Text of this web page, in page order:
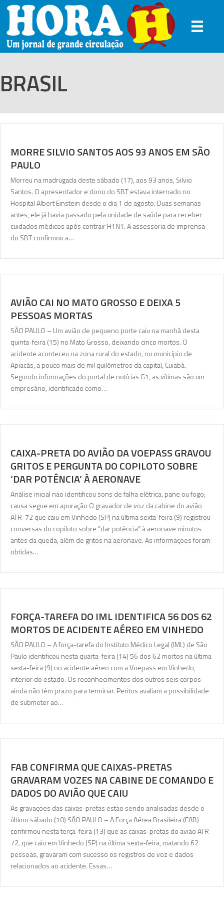
BRASIL
MORRE SILVIO SANTOS AOS 93 ANOS EM SÃO
PAULO
Morreu na madrugada deste sábado (17), aos 93 anos, Silvio
Santos. O apresentador e dono do SBT estava internado no
Hospital Albert Einstein desde o dia 1 de agosto. Duas semanas
antes, ele já havia passado pela unidade de saúde para receber
cuidados médicos após contrair H1N1. A assessoria de imprensa
do SBT confirmou a…
AVIÃO CAI NO MATO GROSSO E DEIXA 5
PESSOAS MORTAS
SÃO PAULO – Um avião de pequeno porte caiu na manhã desta
quinta-feira (15) no Mato Grosso, deixando cinco mortos. O
acidente aconteceu na zona rural do estado, no município de
Apiacás, a pouco mais de mil quilômetros da capital, Cuiabá.
Segundo informações do portal de notícias G1, as vítimas são um
empresário, identificado como…
CAIXA-PRETA DO AVIÃO DA VOEPASS GRAVOU
GRITOS E PERGUNTA DO COPILOTO SOBRE
‘DAR POTÊNCIA’ À AERONAVE
Análise inicial não identificou sons de falha elétrica, pane ou fogo;
causa segue em apuração O gravador de voz da cabine do avião
ATR-72 que caiu em Vinhedo (SP) na última sexta-feira (9) registrou
conversas do copiloto sobre “dar potência” à aeronave minutos
antes da queda, além de gritos na aeronave. As informações foram
obtidas…
FORÇA-TAREFA DO IML IDENTIFICA 56 DOS 62
MORTOS DE ACIDENTE AÉREO EM VINHEDO
SÃO PAULO – A força-tarefa do Instituto Médico Legal (IML) de São
Paulo identificou nesta quarta-feira (14) 56 dos 62 mortos na última
sexta-feira (9) no acidente aéreo com a Voepass em Vinhedo,
interior do estado. Os reconhecimentos dos outros seis corpos
ainda não têm prazo para terminar. Peritos avaliam a possibilidade
de submeter ao…
FAB CONFIRMA QUE CAIXAS-PRETAS
GRAVARAM VOZES NA CABINE DE COMANDO E
DADOS DO AVIÃO QUE CAIU
As gravações das caixas-pretas estão sendo analisadas desde o
último sábado (10) SÃO PAULO – A Força Aérea Brasileira (FAB)
confirmou nesta terça-feira (13) que as caixas-pretas do avião ATR
72, que caiu em Vinhedo (SP) na última sexta-feira, matando 62
pessoas, gravaram com sucesso os registros de voz e dados
relacionados ao acidente. Essas…